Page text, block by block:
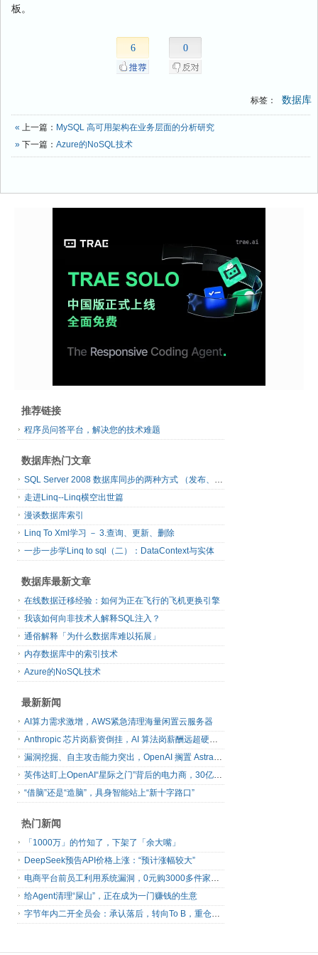
板。
6 0
标签： 数据库
« 上一篇： MySQL 高可用架构在业务层面的分析研究
» 下一篇： Azure的NoSQL技术
推荐链接
程序员问答平台，解决您的技术难题
数据库热门文章
SQL Server 2008 数据库同步的两种方式 （发布、订阅）
走进Linq--Linq横空出世篇
漫谈数据库索引
Linq To Xml学习 － 3.查询、更新、删除
一步一步学Linq to sql（二）：DataContext与实体
数据库最新文章
在线数据迁移经验：如何为正在飞行的飞机更换引擎
我该如何向非技术人解释SQL注入？
通俗解释「为什么数据库难以拓展」
内存数据库中的索引技术
Azure的NoSQL技术
最新新闻
AI算力需求激增，AWS紧急清理海量闲置云服务器
Anthropic 芯片岗薪资倒挂，AI 算法岗薪酬远超硬件工程师
漏洞挖掘、自主攻击能力突出，OpenAI 搁置 Astra 模型发布
英伟达盯上OpenAI“星际之门”背后的电力商，30亿美元直接入股
“借脑”还是“造脑”，具身智能站上“新十字路口”
热门新闻
「1000万」的竹知了，下架了「余大嘴」
DeepSeek预告API价格上涨：“预计涨幅较大”
电商平台前员工利用系统漏洞，0元购3000多件家电！
给Agent清理“屎山”，正在成为一门赚钱的生意
字节年内二开全员会：承认落后，转向To B，重仓年轻人